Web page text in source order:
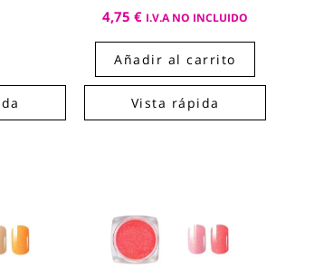
4,75€ I.V.A NO INCLUIDO
Añadir al carrito
Vista rápida